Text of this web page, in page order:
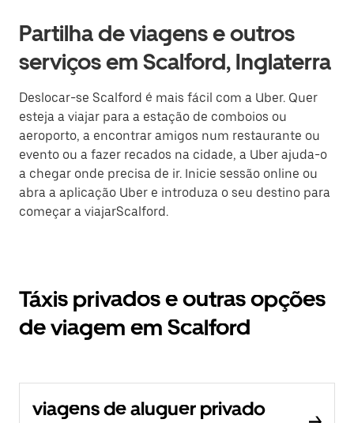
Partilha de viagens e outros
serviços em Scalford, Inglaterra
Deslocar-se Scalford é mais fácil com a Uber. Quer
esteja a viajar para a estação de comboios ou
aeroporto, a encontrar amigos num restaurante ou
evento ou a fazer recados na cidade, a Uber ajuda-o
a chegar onde precisa de ir. Inicie sessão online ou
abra a aplicação Uber e introduza o seu destino para
começar a viajarScalford.
Táxis privados e outras opções
de viagem em Scalford
viagens de aluguer privado